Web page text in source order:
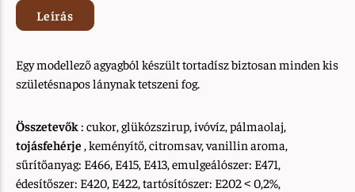
Leírás
Egy modellező agyagból készült tortadísz biztosan minden kis
születésnapos lánynak tetszeni fog.
Összetevők : cukor, glükózszirup, ivóvíz, pálmaolaj,
tojásfehérje , keményítő, citromsav, vanillin aroma,
sűrítőanyag: E466, E415, E413, emulgeálószer: E471,
édesítőszer: E420, E422, tartósítószer: E202< 0,2%,